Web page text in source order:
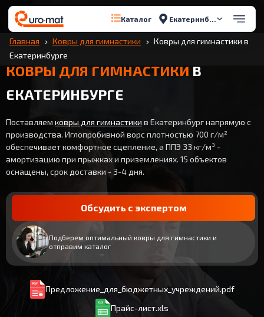
Каталог Екатеринбург
Главная Ковры для гимнастики
Ковры для гимнастики в
Екатеринбурге
КОВРЫ ДЛЯ ГИМНАСТИКИ В
ЕКАТЕРИНБУРГЕ
Поставляем ковры для гимнастики в Екатеринбург напрямую с
производства. Иглопробивной ворс плотностью 700 г/м²
обеспечивает комфортное сцепление, а ППЭ 33 кг/м³ -
амортизацию при прыжках и приземлениях. 15 объектов
оснащены, срок доставки - 3-4 дня.
Обсудить с экспертом
Подберем оптимальный ковры для гимнастики и
отправим каталог
Предложение_для_бюджетных_учреждений.pdf
Прайс-лист.xls